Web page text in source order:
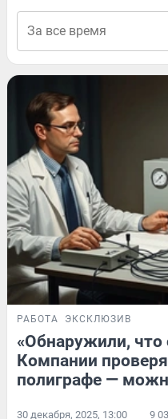
РАБОТА ЭКСКЛЮЗИВ
«Обнаружили, что
Компании
полиграфе —
30 декабря, 2025, 13:00 9